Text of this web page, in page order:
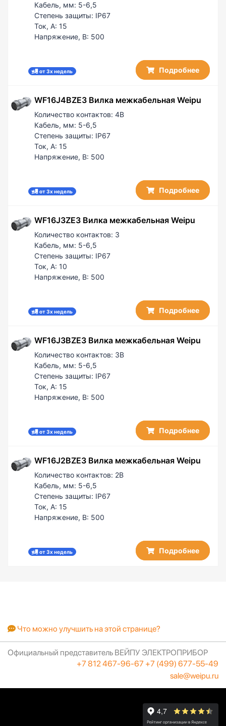
Кабель, мм: 5-6,5
Степень защиты: IP67
Ток, А: 15
Напряжение, В: 500
от 3х недель Подробнее
WF16J4BZE3 Вилка межкабельная Weipu
Количество контактов: 4B
Кабель, мм: 5-6,5
Степень защиты: IP67
Ток, А: 15
Напряжение, В: 500
от 3х недель Подробнее
WF16J3ZE3 Вилка межкабельная Weipu
Количество контактов: 3
Кабель, мм: 5-6,5
Степень защиты: IP67
Ток, А: 10
Напряжение, В: 500
от 3х недель Подробнее
WF16J3BZE3 Вилка межкабельная Weipu
Количество контактов: 3B
Кабель, мм: 5-6,5
Степень защиты: IP67
Ток, А: 15
Напряжение, В: 500
от 3х недель Подробнее
WF16J2BZE3 Вилка межкабельная Weipu
Количество контактов: 2B
Кабель, мм: 5-6,5
Степень защиты: IP67
Ток, А: 15
Напряжение, В: 500
от 3х недель Подробнее
Что можно улучшить на этой странице?
Официальный представитель ВЕЙПУ ЭЛЕКТРОПРИБОР
+7 812 467-96-67 +7 (499) 677-55-49
sale@weipu.ru